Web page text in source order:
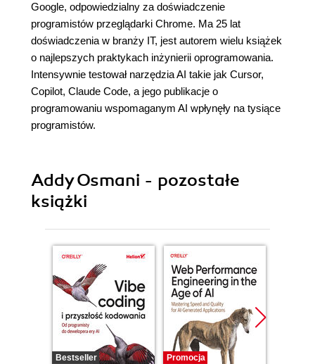
Google, odpowiedzialny za doświadczenie
programistów przeglądarki Chrome. Ma 25 lat
doświadczenia w branży IT, jest autorem wielu książek
o najlepszych praktykach inżynierii oprogramowania.
Intensywnie testował narzędzia AI takie jak Cursor,
Copilot, Claude Code, a jego publikacje o
programowaniu wspomaganym AI wpłynęły na tysiące
programistów.
Addy Osmani - pozostałe
książki
Bestseller
Promocja